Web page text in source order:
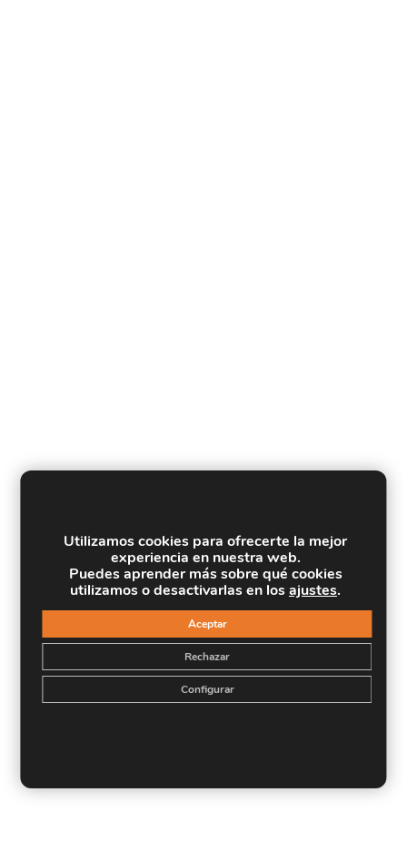
Utilizamos cookies para ofrecerte la mejor
experiencia en nuestra web.
Puedes aprender más sobre qué cookies
utilizamos o desactivarlas en losajustes.
Aceptar
Rechazar
Configurar